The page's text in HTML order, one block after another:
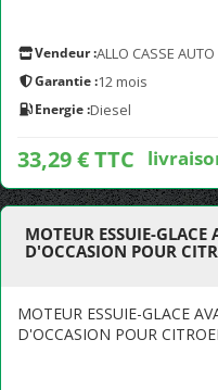
Vendeur :ALLO CASSE AUTO
Garantie :12 mois
Energie :Diesel
33,29 € TTC
MOTEUR ESSUIE-GLACE
D'OCCASION POUR
MOTEUR ESSUIE-GLACE
D'OCCASION POUR